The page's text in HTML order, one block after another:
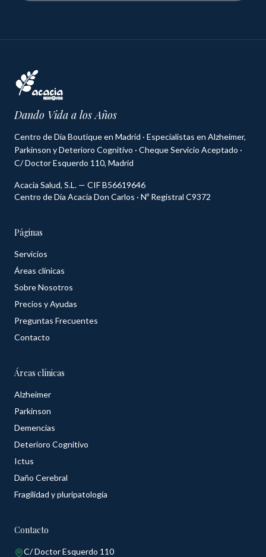
Dando Vida a los Años
Centro de Día Boutique en Madrid · Especialistas en Alzheimer,
Parkinson y Deterioro Cognitivo · Cheque Servicio Aceptado ·
C/ Doctor Esquerdo 110, Madrid
Acacia Salud, S.L. — CIF B56619646
Centro de Día Acacia Don Carlos · Nº Registral C9372
Páginas
Servicios
Áreas clínicas
Sobre Nosotros
Precios y Ayudas
Preguntas Frecuentes
Contacto
Áreas clínicas
Alzheimer
Parkinson
Demencias
Deterioro Cognitivo
Ictus
Daño Cerebral
Fragilidad y pluripatología
Contacto
C/ Doctor Esquerdo 110